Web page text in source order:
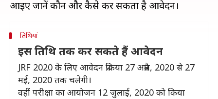
तिथियां
इस तिथि तक कर सकते हैं आवेदन
JRF 2020 के लिए आवेदन प्रक्रिया 27 अप्रैल, 2020 से 27
मई, 2020 तक चलेगी।
वहीं परीक्षा का आयोजन 12 जुलाई, 2020 को किया